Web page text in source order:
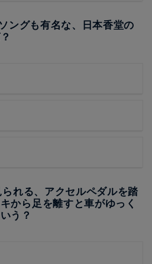
ングも有名な、日本香堂の
れる、アクセルペダルを踏
から足を離すと車がゆっく
う？